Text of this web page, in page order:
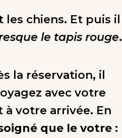
chiens. Et puis il
le tapis rouge.
la réservation, il
avec votre
votre arrivée. En
que le votre: